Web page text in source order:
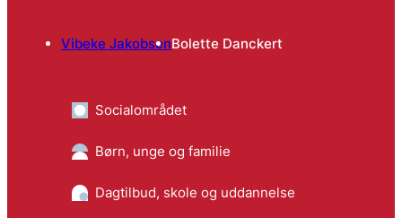
Vibeke JakobsenBolette Danckert
Socialområdet
Børn, unge og familie
Dagtilbud, skole og uddannelse